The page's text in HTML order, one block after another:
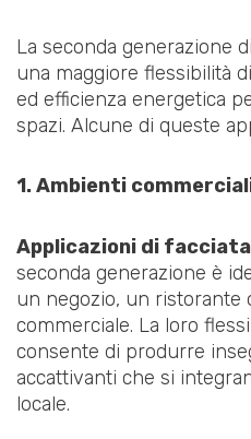
La seconda generazione
una maggiore flessibilità
ed efficienza energetica
spazi. Alcune di queste
1. Ambienti
Applicazioni di facciata
seconda generazione è
un negozio, un ristorante
commerciale. La loro
consente di produrre
accattivanti che si
locale.